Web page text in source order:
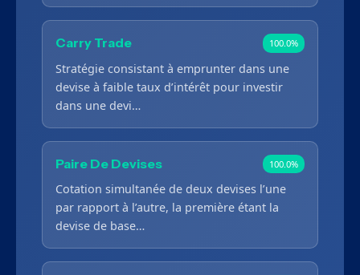
Carry Trade 100.0%
Stratégie consistant à emprunter dans une
devise à faible taux d’intérêt pour investir
dans une devi…
Paire De Devises 100.0%
Cotation simultanée de deux devises l’une
par rapport à l’autre, la première étant la
devise de base…